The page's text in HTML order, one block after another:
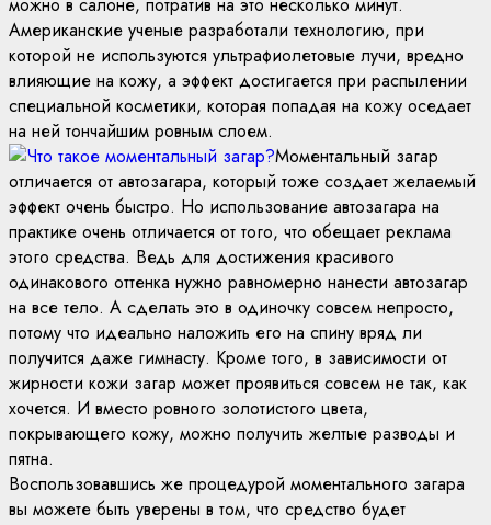
Американские ученые разработали технологию, при
которой не используются ультрафиолетовые лучи, вредно
влияющие на кожу, а эффект достигается при распылении
специальной косметики, которая попадая на кожу оседает
на ней тончайшим ровным слоем.
Моментальный загар
отличается от автозагара, который тоже создает желаемый
эффект очень быстро. Но использование автозагара на
практике очень отличается от того, что обещает реклама
этого средства. Ведь для достижения красивого
одинакового оттенка нужно равномерно нанести автозагар
на все тело. А сделать это в одиночку совсем непросто,
потому что идеально наложить его на спину вряд ли
получится даже гимнасту. Кроме того, в зависимости от
жирности кожи загар может проявиться совсем не так, как
хочется. И вместо ровного золотистого цвета,
покрывающего кожу, можно получить желтые разводы и
пятна.
Воспользовавшись же процедурой моментального загара
вы можете быть уверены в том, что средство будет